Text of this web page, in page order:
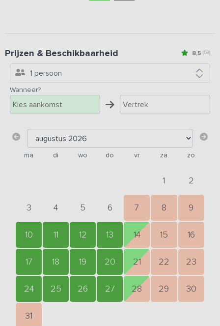
8,5 (59)
Prijzen & Beschikbaarheid
1 persoon
Wanneer?
ma di wo do vr za zo
1 2
3 4 5 6 7 8 9
10 11 12 13 14 15 16
17 18 19 20 21 22 23
24 25 26 27 28 29 30
31